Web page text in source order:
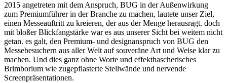
2015 angetreten mit dem Anspruch, BUG in der Außenwirkung
zum Premiumführer in der Branche zu machen, lautete unser Ziel,
einen Messeauftritt zu kreieren, der aus der Menge herausragt. doch
mit bloßer Blickfangstärke war es aus unserer Sicht bei weitem nicht
getan. es galt, den Premium- und designanspruch von BUG den
Messebesuchern aus aller Welt auf souveräne Art und Weise klar zu
machen. Und dies ganz ohne Worte und effekthascherisches
Brimborium wie zugepflasterte Stellwände und nervende
Screenpräsentationen.